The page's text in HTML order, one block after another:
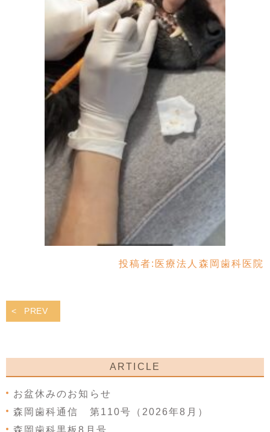
投稿者: 医療法人森岡歯科医院
PREV
ARTICLE
お盆休みのお知らせ
森岡歯科通信 第110号（2026年8月）
森岡歯科黒板8月号